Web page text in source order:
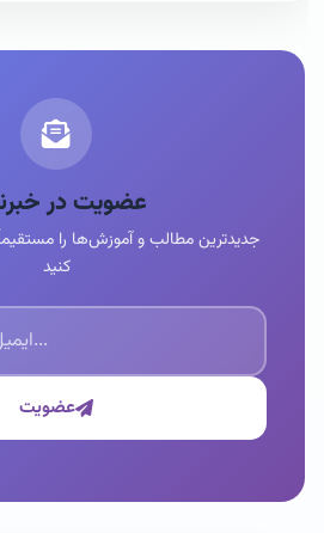
عضویت در
جدیدترین مطالب و آموزش‌ها را
کنید
عضویت